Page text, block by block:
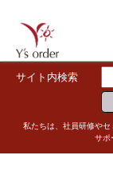
サイト内検索
私たちは、社員研修や
サポ